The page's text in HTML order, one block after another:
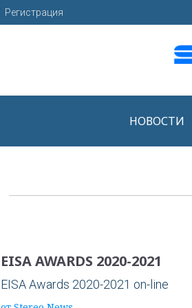
НОВОСТИ
EISA AWARDS 2020-2021
EISA Awards 2020-2021 on-line
Регистрация